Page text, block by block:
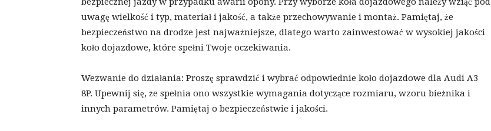
uwagę wielkość i typ, materiał i jakość, a także przechowywanie i montaż. Pamiętaj, że
bezpieczeństwo na drodze jest najważniejsze, dlatego warto zainwestować w wysokiej jakości
koło dojazdowe, które spełni Twoje oczekiwania.
Wezwanie do działania: Proszę sprawdzić i wybrać odpowiednie koło dojazdowe dla Audi A3
8P. Upewnij się, że spełnia ono wszystkie wymagania dotyczące rozmiaru, wzoru bieżnika i
innych parametrów. Pamiętaj o bezpieczeństwie i jakości.